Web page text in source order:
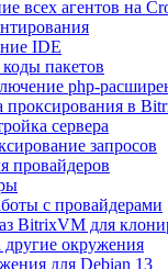
всех агентов на
IDE
пакетов
php-
проксирования в
сервера
запросов
провайдеров
с провайдерами
BitrixVM для
окружения
для Debian 13